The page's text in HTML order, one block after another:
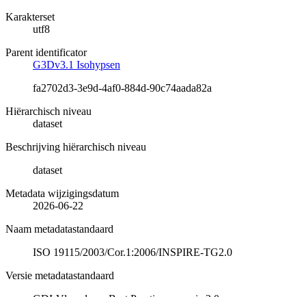
Karakterset
utf8
Parent identificator
G3Dv3.1 Isohypsen
fa2702d3-3e9d-4af0-884d-90c74aada82a
Hiërarchisch niveau
dataset
Beschrijving hiërarchisch niveau
dataset
Metadata wijzigingsdatum
2026-06-22
Naam metadatastandaard
ISO 19115/2003/Cor.1:2006/INSPIRE-TG2.0
Versie metadatastandaard